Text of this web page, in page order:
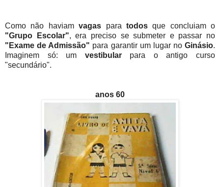
Como não haviamvagas para todosque concluiam o
"Grupo Escolar", era preciso se submeter e passar no
"Exame de Admissão" para garantir um lugar no Ginásio.
Imaginem só: um vestibularpara o antigo curso
"secundário".
anos 60